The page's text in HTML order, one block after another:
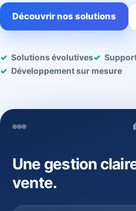
Découvrir nos solutions
Solutions évolutives
Développement sur mesure
Une gestion
vente.